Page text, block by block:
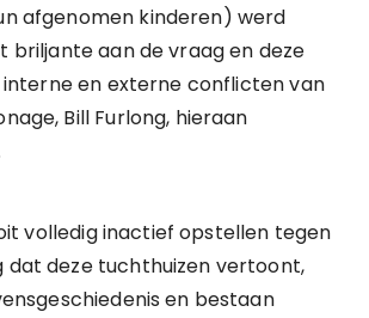
afgenomen kinderen) werd
briljante aan de vraag en deze
en externe conflicten van
Bill Furlong, hieraan
volledig inactief opstellen tegen
dat deze tuchthuizen vertoont,
en bestaan